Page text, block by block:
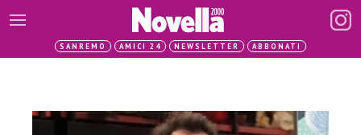
SANREMO AMICI 24 NEWSLETTER ABBONATI